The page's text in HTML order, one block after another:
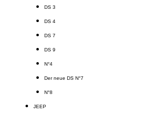
DS 3
DS 4
DS 7
DS 9
N°4
Der neue DS N°7
N°8
JEEP